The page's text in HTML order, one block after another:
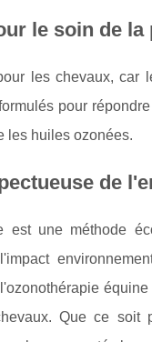
le soin de la
les chevaux,
pour
les huiles ozonées.
de
une méthode
Que ce soit